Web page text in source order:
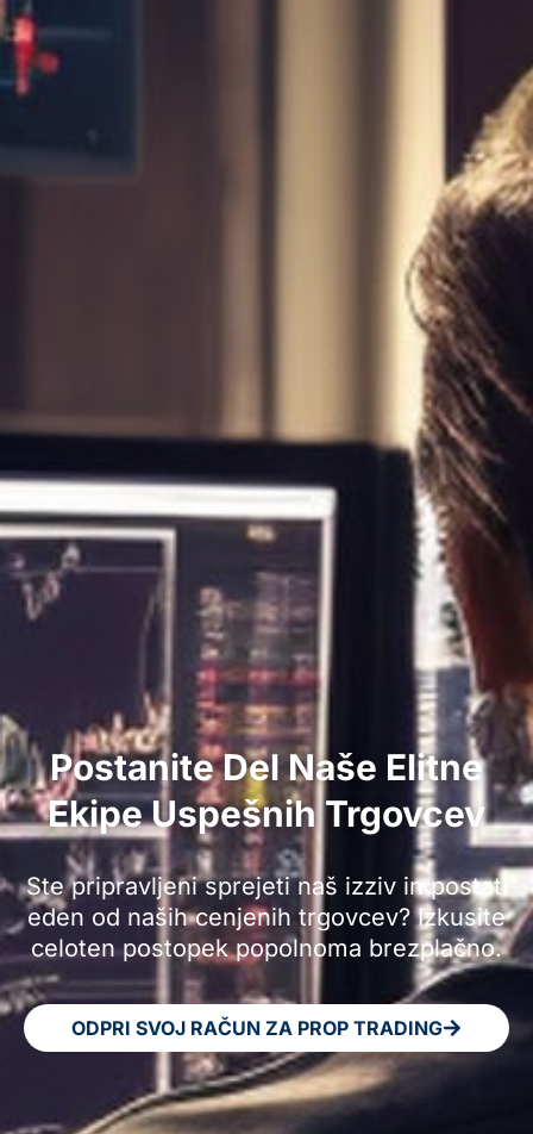
Postanite Del Naše Elitne
Ekipe Uspešnih Trgovcev
Ste pripravljeni sprejeti naš izziv in postati
eden od naših cenjenih trgovcev? Izkusite
celoten postopek popolnoma brezplačno.
ODPRI SVOJ RAČUN ZA PROP TRADING